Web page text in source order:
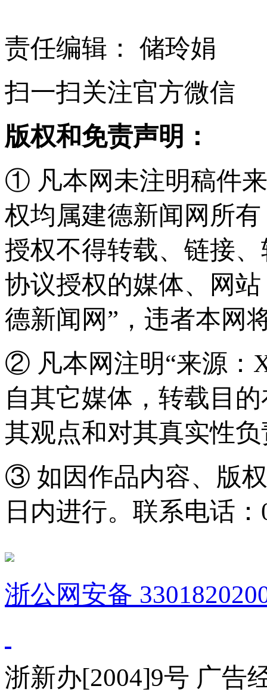
责任编辑： 储玲娟
扫一扫关注官方微信
版权和免责声明：
① 凡本网未注明稿件
权均属建德新闻网所
授权不得转载、链接
协议授权的媒体、网
德新闻网”，违者本网
② 凡本网注明“来源：
自其它媒体，转载目
其观点和对其真实性
③ 如因作品内容、版
日内进行。联系电话：
浙公网安备
浙新办[2004]9号 广告